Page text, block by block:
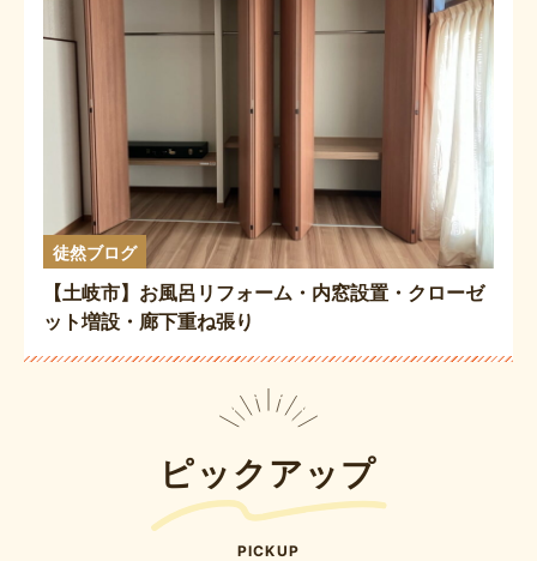
徒然ブログ
【土岐市】お風呂リフォーム・内窓設置・クローゼ
ット増設・廊下重ね張り
ピックアップ
PICKUP